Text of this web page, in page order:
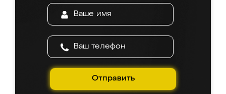
Отправить